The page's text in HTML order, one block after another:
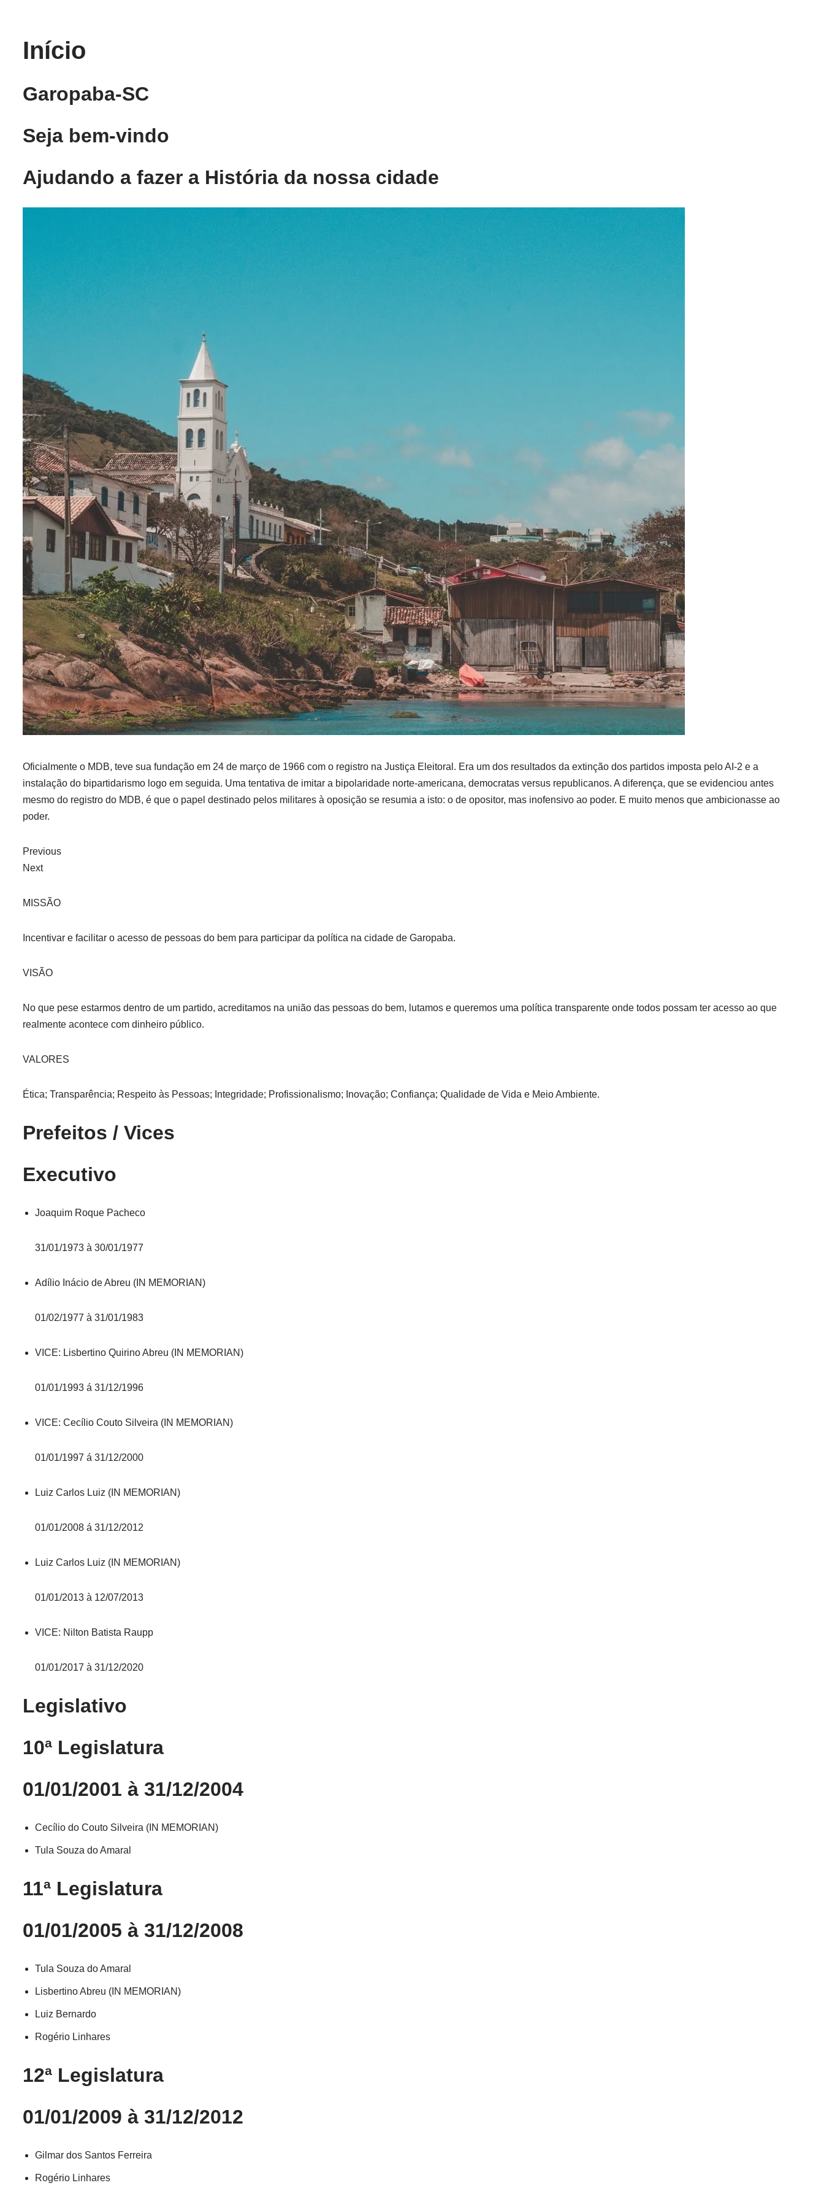
Início
Garopaba-SC
Seja bem-vindo
Ajudando a fazer a História da nossa cidade
Oficialmente o MDB, teve sua fundação em 24 de março de 1966 com o registro na Justiça Eleitoral. Era um dos resultados da extinção dos partidos imposta pelo AI-2 e a
instalação do bipartidarismo logo em seguida. Uma tentativa de imitar a bipolaridade norte-americana, democratas versus republicanos. A diferença, que se evidenciou antes
mesmo do registro do MDB, é que o papel destinado pelos militares à oposição se resumia a isto: o de opositor, mas inofensivo ao poder. E muito menos que ambicionasse ao
poder.
Previous
Next
MISSÃO
Incentivar e facilitar o acesso de pessoas do bem para participar da política na cidade de Garopaba.
VISÃO
No que pese estarmos dentro de um partido, acreditamos na união das pessoas do bem, lutamos e queremos uma política transparente onde todos possam ter acesso ao que
realmente acontece com dinheiro público.
VALORES
Ética; Transparência; Respeito às Pessoas; Integridade; Profissionalismo; Inovação; Confiança; Qualidade de Vida e Meio Ambiente.
Prefeitos / Vices
Executivo
Joaquim Roque Pacheco
31/01/1973 à 30/01/1977
Adílio Inácio de Abreu (IN MEMORIAN)
01/02/1977 à 31/01/1983
VICE: Lisbertino Quirino Abreu (IN MEMORIAN)
01/01/1993 á 31/12/1996
VICE: Cecílio Couto Silveira (IN MEMORIAN)
01/01/1997 á 31/12/2000
Luiz Carlos Luiz (IN MEMORIAN)
01/01/2008 á 31/12/2012
Luiz Carlos Luiz (IN MEMORIAN)
01/01/2013 à 12/07/2013
VICE: Nilton Batista Raupp
01/01/2017 à 31/12/2020
Legislativo
10ª Legislatura
01/01/2001 à 31/12/2004
Cecílio do Couto Silveira (IN MEMORIAN)
Tula Souza do Amaral
11ª Legislatura
01/01/2005 à 31/12/2008
Tula Souza do Amaral
Lisbertino Abreu (IN MEMORIAN)
Luiz Bernardo
Rogério Linhares
12ª Legislatura
01/01/2009 à 31/12/2012
Gilmar dos Santos Ferreira
Rogério Linhares